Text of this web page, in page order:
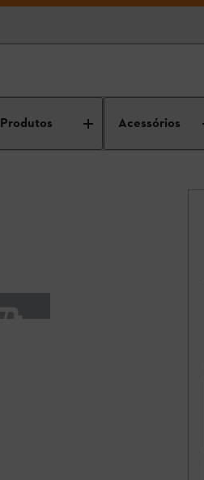
Produtos Acessórios